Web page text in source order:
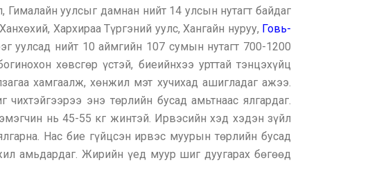
уулсыг дамнан нийт 14 улсын нутагт байдаг
Хархираа Түргэний уулс, Хангайн нуруу, Говь-
уулсад нийт 10 аймгийн 107 сумын нутагт 700-1200
хөвсгөр үстэй, биеийнхээ урттай тэнцэхүйц
хамгаалж, хөнжил мэт хучихад ашигладаг ажээ.
энэ төрлийн бусад амьтнаас ялгардаг.
нь 45-55 кг жинтэй. Ирвэсийн хэд хэдэн зүйл
Нас бие гүйцсэн ирвэс муурын төрлийн бусад
амьдардаг. Жирийн үед муур шиг дуугарах бөгөөд